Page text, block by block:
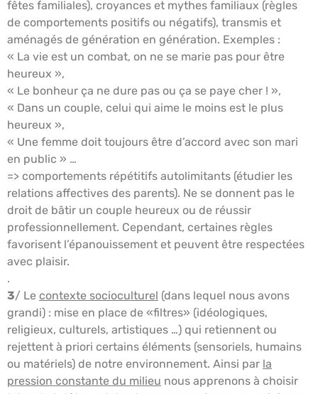
fêtes familiales), croyances et mythes familiaux (règles
de comportements positifs ou négatifs), transmis et
aménagés de génération en génération. Exemples :
« La vie est un combat, on ne se marie pas pour être
heureux »,
« Le bonheur ça ne dure pas ou ça se paye cher ! »,
« Dans un couple, celui qui aime le moins est le plus
heureux »,
« Une femme doit toujours être d’accord avec son mari
en public » …
=> comportements répétitifs autolimitants (étudier les
relations affectives des parents). Ne se donnent pas le
droit de bâtir un couple heureux ou de réussir
professionnellement. Cependant, certaines règles
favorisent l’épanouissement et peuvent être respectées
avec plaisir.
.
3/ Le contexte socioculturel (dans lequel nous avons
grandi) : mise en place de «filtres» (idéologiques,
religieux, culturels, artistiques …) qui retiennent ou
rejettent à priori certains éléments (sensoriels, humains
ou matériels) de notre environnement. Ainsi par la
pression constante du milieu nous apprenons à choisir